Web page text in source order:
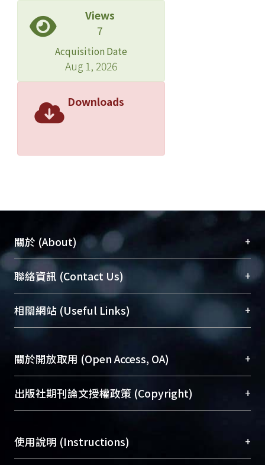
Views
7
Acquisition Date
Aug 1, 2026
Downloads
關於 (About) +
臺大位居世界頂尖大學之列，為永久珍藏及向國際
展現本校豐碩的研究成果及學術能量，圖書館整合
機構典藏（NTUR）與學術庫（AH）不同功能平
台，成為臺大學術典藏NTU scholars。期能整合研
究能量、促進交流合作、保存學術產出、推廣研究
成果。
To permanently archive and promote researcher
profiles and scholarly works, Library integrates the
services of “NTU Repository” with “Academic
聯絡資訊 (Contact Us) +
總館學科館員(Main Library)
醫學圖書館學科館員(Medical Library)
(Social
Sciences Library)
相關網站 (Useful Links) +
關於開放取用 (Open Access, OA) +
開放取用是從使用者角度提升資訊取用性的社會運
動，應用在學術研究上是透過將研究著作公開供使
用逐年攀升。同時可加速研究發展、提升研究影響
出版社期刊論文授權政策 (Copyright) +
含部分內容的版權非匯入者所有，或由第三方贊
助與合作完成，請確認該版權所有者及第三方同
使用說明 (Instructions) +